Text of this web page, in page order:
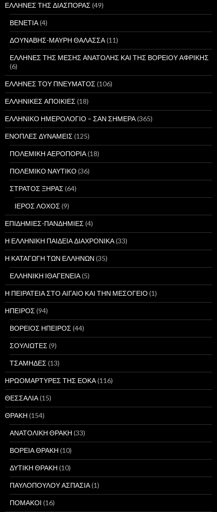
ΕΛΛΗΝΕΣ ΤΗΣ ΔΙΑΣΠΟΡΑΣ (49)
ΒΕΝΕΤΙΑ(4)
ΔΟΥΝΑΒΗΣ-ΜΑΥΡΗ ΘΑΛΑΣΣΑ(11)
ΕΛΛΗΝΕΣ ΤΗΣ ΜΕΣΗΣ ΑΝΑΤΟΛΗΣ ΚΑΙ ΤΗΣ ΒΟΡΕΙΟΥ ΑΦΡΙΚΗΣ
(6)
ΕΛΛΗΝΕΣ ΤΟΥ ΠΝΕΥΜΑΤΟΣ (106)
ΕΛΛΗΝΙΚΕΣ ΑΠΟΙΚΙΕΣ (18)
ΕΛΛΗΝΙΚΟ ΗΜΕΡΟΛΟΓΙΟ – ΣΑΝ ΣΗΜΕΡΑ(365)
ΕΝΟΠΛΕΣ ΔΥΝΑΜΕΙΣ (125)
ΠΟΛΕΜΙΚΗ ΑΕΡΟΠΟΡΙΑ(18)
ΠΟΛΕΜΙΚΟ ΝΑΥΤΙΚΟ(36)
ΣΤΡΑΤΟΣ ΞΗΡΑΣ (64)
ΙΕΡΟΣ ΛΟΧΟΣ (9)
ΕΠΙΔΗΜΙΕΣ-ΠΑΝΔΗΜΙΕΣ (4)
Η ΕΛΛΗΝΙΚΗ ΠΑΙΔΕΙΑ ΔΙΑΧΡΟΝΙΚΑ(33)
Η ΚΑΤΑΓΩΓΗ ΤΩΝ ΕΛΛΗΝΩΝ (35)
ΕΛΛΗΝΙΚΗ ΙΘΑΓΕΝΕΙΑ(5)
Η ΠΕΙΡΑΤΕΙΑ ΣΤΟ ΑΙΓΑΙΟ ΚΑΙ ΤΗΝ ΜΕΣΟΓΕΙΟ(1)
ΗΠΕΙΡΟΣ (94)
ΒΟΡΕΙΟΣ ΗΠΕΙΡΟΣ (44)
ΣΟΥΛΙΩΤΕΣ (9)
ΤΣΑΜΗΔΕΣ (13)
ΗΡΩΟΜΑΡΤΥΡΕΣ ΤΗΣ ΕΟΚΑ(116)
ΘΕΣΣΑΛΙΑ(15)
ΘΡΑΚΗ (154)
ΑΝΑΤΟΛΙΚΗ ΘΡΑΚΗ (33)
ΒΟΡΕΙΑ ΘΡΑΚΗ (10)
ΔΥΤΙΚΗ ΘΡΑΚΗ (10)
ΠΑΥΛΟΠΟΥΛΟΥ ΑΣΠΑΣΙΑ(1)
ΠΟΜΑΚΟΙ (16)